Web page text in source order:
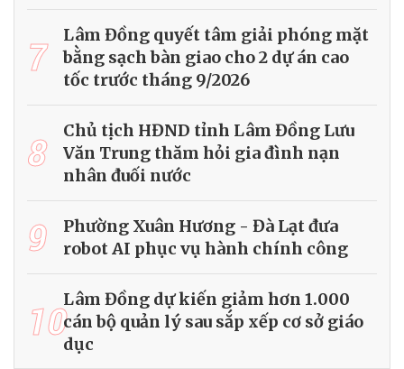
7
Lâm Đồng quyết tâm giải phóng mặt
bằng sạch bàn giao cho 2 dự án cao
tốc trước tháng 9/2026
8
Chủ tịch HĐND tỉnh Lâm Đồng Lưu
Văn Trung thăm hỏi gia đình nạn
nhân đuối nước
9
Phường Xuân Hương - Đà Lạt đưa
robot AI phục vụ hành chính công
10Lâm Đồng dự kiến giảm hơn 1.000
cán bộ quản lý sau sắp xếp cơ sở giáo
dục